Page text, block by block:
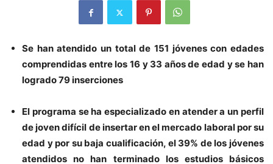
Se han atendido un total de 151 jóvenes con edades
comprendidas entre los 16 y 33 años de edad y se han
logrado 79 inserciones
El programa se ha especializado en atender a un perfil
de joven difícil de insertar en el mercado laboral por su
edad y por su baja cualificación, el 39% de los jóvenes
atendidos no han terminado los estudios básicos